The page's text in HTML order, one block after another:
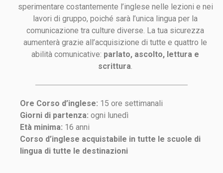
sperimentare costantemente l’inglese nelle lezioni e nei
lavori di gruppo, poiché sarà l’unica lingua per la
comunicazione tra culture diverse. La tua sicurezza
aumenterà grazie all’acquisizione di tutte e quattro le
abilità comunicative: parlato, ascolto, lettura e
scrittura.
Ore Corso d’inglese: 15 ore settimanali
Giorni di partenza: ogni lunedì
Età minima: 16 anni
Corso d’inglese acquistabile in tutte le scuole di
lingua di tutte le destinazioni